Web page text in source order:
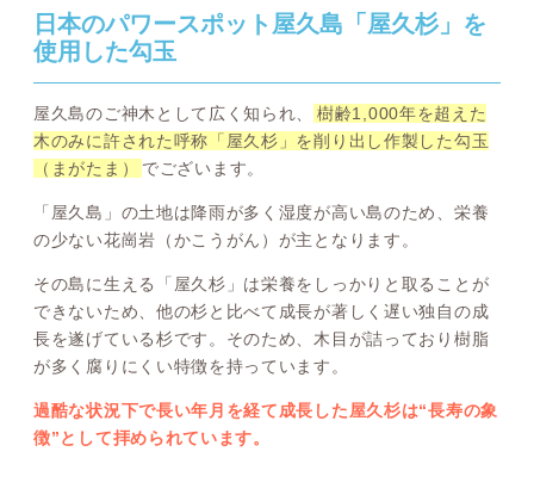
日本のパワースポット屋久島「屋久杉」を
使用した勾玉
屋久島のご神木として広く知られ、
樹齢1,000年を超えた
木のみに許された呼称「屋久杉」を削り出し作製した勾玉
（まがたま）
でございます。
「屋久島」の土地は降雨が多く湿度が高い島のため、栄養
の少ない花崗岩（かこうがん）が主となります。
その島に生える「屋久杉」は栄養をしっかりと取ることが
できないため、他の杉と比べて成長が著しく遅い独自の成
長を遂げている杉です。そのため、木目が詰っており樹脂
が多く腐りにくい特徴を持っています。
過酷な状況下で長い年月を経て成長した屋久杉は“長寿の象
徴”として拝められています。